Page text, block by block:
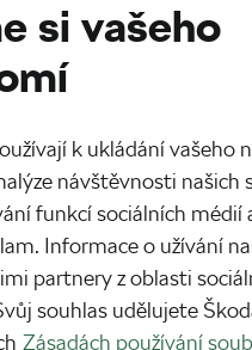
si vašeho
k ukládání vašeho
návštěvnosti našich
funkcí sociálních médií
Informace o užívání
partnery z oblasti
souhlas udělujete
Zásadách používání